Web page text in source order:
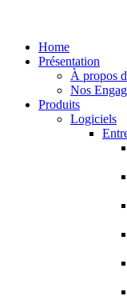
Home
Présentation
À propos
Nos
Produits
Logiciels